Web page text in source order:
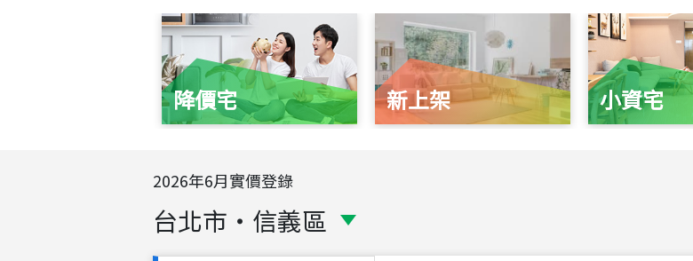
降價宅 新上架 小資宅
2026年6月實價登錄
台北市 ・ 信義區